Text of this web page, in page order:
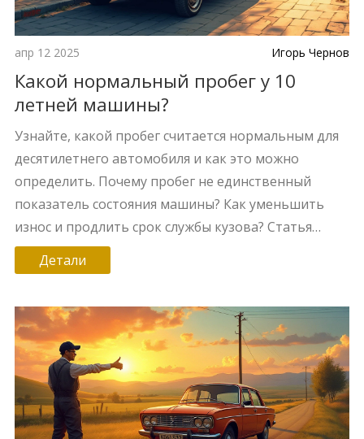
апр 12 2025 Игорь Чернов
Какой нормальный пробег у 10
летней машины?
Узнайте, какой пробег считается нормальным для
десятилетнего автомобиля и как это можно
определить. Почему пробег не единственный
показатель состояния машины? Как уменьшить
износ и продлить срок службы кузова? Статья
обсудит ключевые факторы и предложит
несколько полезных советов для владельцев
транспортные средства в отличном состоянии.
Детали